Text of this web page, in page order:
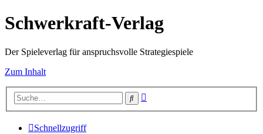
Schwerkraft-Verlag
Der Spieleverlag für anspruchsvolle Strategiespiele
Zum Inhalt
Suche
Schnellzugriff